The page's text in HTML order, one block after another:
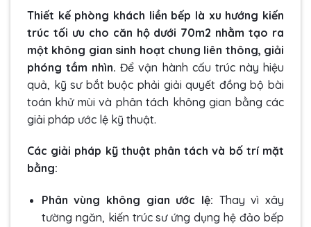
Thiết kế phòng khách liền bếp là xu hướng kiến
trúc tối ưu cho căn hộ dưới 70m2 nhằm tạo ra
một không gian sinh hoạt chung liên thông, giải
phóng tầm nhìn. Để vận hành cấu trúc này hiệu
quả, kỹ sư bắt buộc phải giải quyết đồng bộ bài
toán khử mùi và phân tách không gian bằng các
giải pháp ước lệ kỹ thuật.
Các giải pháp kỹ thuật phân tách và bố trí mặt
bằng:
Phân vùng không gian ước lệ: Thay vì xây
tường ngăn, kiến trúc sư ứng dụng hệ đảo bếp